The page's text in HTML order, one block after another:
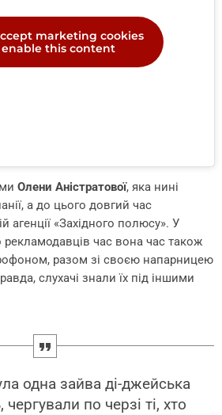
marketing cookies
this content
Олени Аністратової, яка нині
а до цього довгий час
агенції «Західного полюсу». У
рекламодавців час вона час також
разом зі своєю напарницею
слухачі знали їх під іншими
одна зайва ді-джейська
по черзі ті, хто